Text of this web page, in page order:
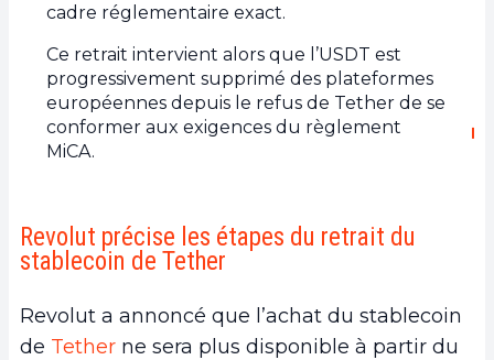
cadre réglementaire exact.
Ce retrait intervient alors que l’USDT est
progressivement supprimé des plateformes
européennes depuis le refus de Tether de se
conformer aux exigences du règlement
MiCA.
Revolut précise les étapes du retrait du
stablecoin de Tether
Revolut a annoncé que l’achat du stablecoin
de Tether ne sera plus disponible à partir du